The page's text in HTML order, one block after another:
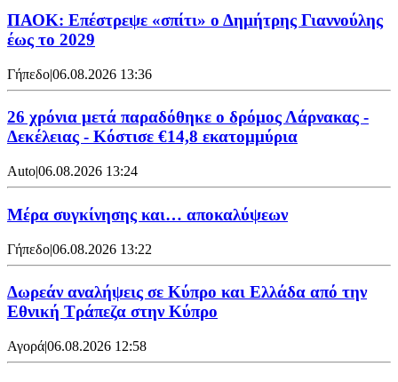
ΠΑΟΚ: Επέστρεψε «σπίτι» ο Δημήτρης Γιαννούλης
έως το 2029
Γήπεδο|06.08.2026 13:36
26 χρόνια μετά παραδόθηκε ο δρόμος Λάρνακας -
Δεκέλειας - Κόστισε €14,8 εκατομμύρια
Auto|06.08.2026 13:24
Mέρα συγκίνησης και… αποκαλύψεων
Γήπεδο|06.08.2026 13:22
Δωρεάν αναλήψεις σε Κύπρο και Ελλάδα από την
Εθνική Τράπεζα στην Κύπρο
Αγορά|06.08.2026 12:58